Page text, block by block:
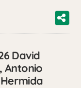
David
Antonio